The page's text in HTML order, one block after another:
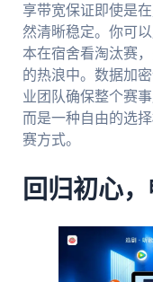
享带宽保证即使是
然清晰稳定。你可
本在宿舍看淘汰赛
的热浪中。数据加
业团队确保整个赛
而是一种自由的选
赛方式。
回归初心